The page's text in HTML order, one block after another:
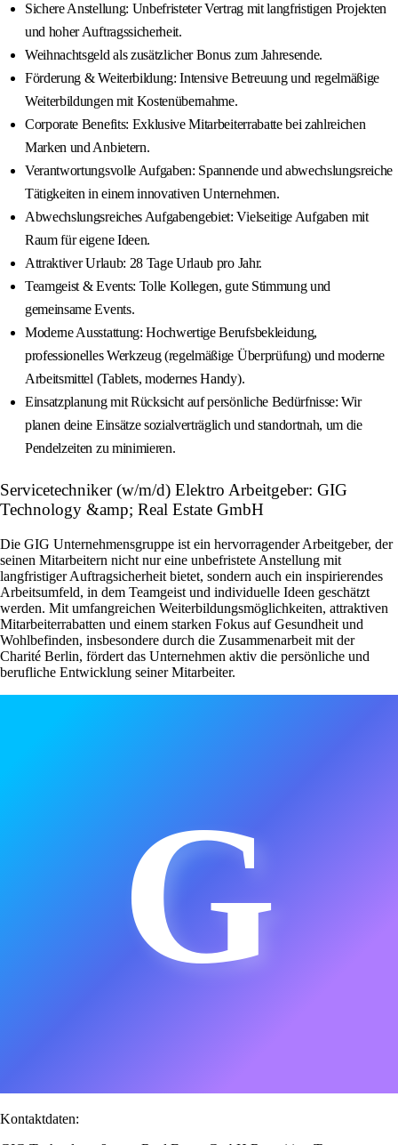
Sichere Anstellung: Unbefristeter Vertrag mit langfristigen Projekten
und hoher Auftragssicherheit.
Weihnachtsgeld als zusätzlicher Bonus zum Jahresende.
Förderung & Weiterbildung: Intensive Betreuung und regelmäßige
Weiterbildungen mit Kostenübernahme.
Corporate Benefits: Exklusive Mitarbeiterrabatte bei zahlreichen
Marken und Anbietern.
Verantwortungsvolle Aufgaben: Spannende und abwechslungsreiche
Tätigkeiten in einem innovativen Unternehmen.
Abwechslungsreiches Aufgabengebiet: Vielseitige Aufgaben mit
Raum für eigene Ideen.
Attraktiver Urlaub: 28 Tage Urlaub pro Jahr.
Teamgeist & Events: Tolle Kollegen, gute Stimmung und
gemeinsame Events.
Moderne Ausstattung: Hochwertige Berufsbekleidung,
professionelles Werkzeug (regelmäßige Überprüfung) und moderne
Arbeitsmittel (Tablets, modernes Handy).
Einsatzplanung mit Rücksicht auf persönliche Bedürfnisse: Wir
planen deine Einsätze sozialverträglich und standortnah, um die
Pendelzeiten zu minimieren.
Servicetechniker (w/m/d) Elektro Arbeitgeber: GIG
Technology &amp; Real Estate GmbH
Die GIG Unternehmensgruppe ist ein hervorragender Arbeitgeber, der
seinen Mitarbeitern nicht nur eine unbefristete Anstellung mit
langfristiger Auftragsicherheit bietet, sondern auch ein inspirierendes
Arbeitsumfeld, in dem Teamgeist und individuelle Ideen geschätzt
werden. Mit umfangreichen Weiterbildungsmöglichkeiten, attraktiven
Mitarbeiterrabatten und einem starken Fokus auf Gesundheit und
Wohlbefinden, insbesondere durch die Zusammenarbeit mit der
Charité Berlin, fördert das Unternehmen aktiv die persönliche und
berufliche Entwicklung seiner Mitarbeiter.
G
Kontaktdaten: